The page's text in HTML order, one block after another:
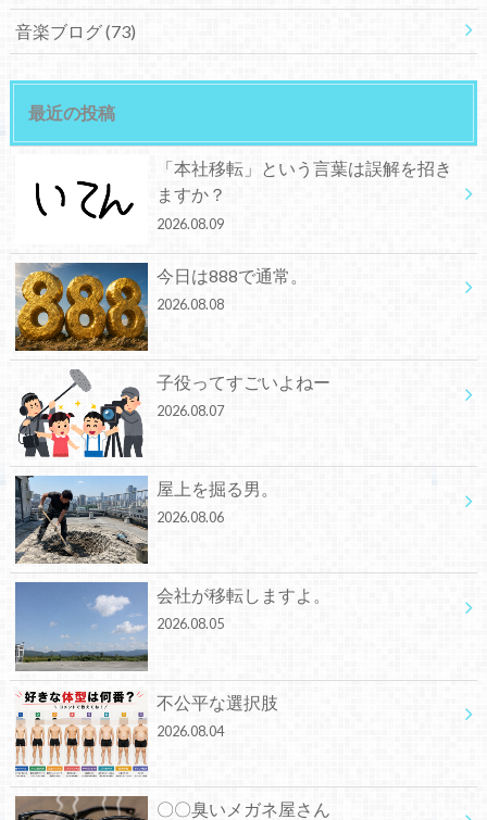
音楽ブログ(73)
最近の投稿
「本社移転」という言葉は誤解を招き
ますか？
2026.08.09
今日は888で通常。
2026.08.08
子役ってすごいよねー
2026.08.07
屋上を掘る男。
2026.08.06
会社が移転しますよ。
2026.08.05
不公平な選択肢
2026.08.04
〇〇臭いメガネ屋さん